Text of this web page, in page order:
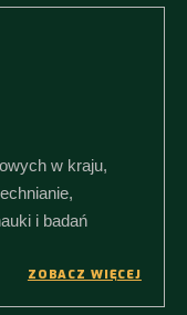
w kraju,
i badań
ZOBACZ WIĘCEJ